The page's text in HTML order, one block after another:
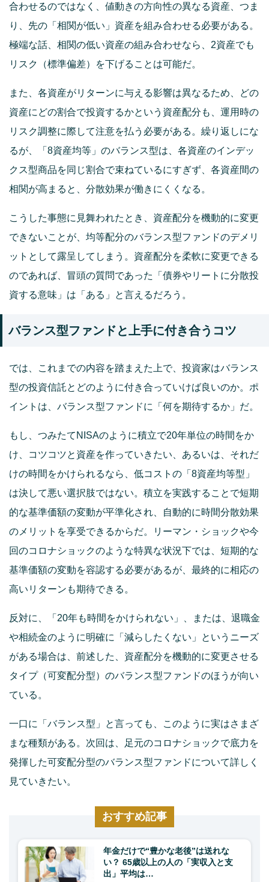
合わせるのではなく、値動きの方向性の異なる資産、つま
り、先の「相関が低い」資産を組み合わせる必要がある。
極端な話、相関の低い資産の組み合わせなら、2資産でも
リスク（標準偏差）を下げることは可能だ。
また、各資産がリターンに与える影響は異なるため、どの
資産にどの割合で投資するかという資産配分も、運用時の
リスク調整に際して注意を払う必要がある。繰り返しにな
るが、「8資産均等」のバランス型は、各資産のインデッ
クス型商品を同じ割合で束ねているにすぎず、各資産間の
相関が高まると、分散効果が働きにくくなる。
こうした事態に見舞われたとき、資産配分を機動的に変更
できないことが、均等配分のバランス型ファンドのデメリ
ットとして露呈してしまう。資産配分を柔軟に変更できる
のであれば、冒頭の質問であった「債券やリートに分散投
資する意味」は「ある」と言えるだろう。
バランス型ファンドと上手に付き合うコツ
では、これまでの内容を踏まえた上で、投資家はバランス
型の投資信託とどのように付き合っていけば良いのか。ポ
イントは、バランス型ファンドに「何を期待するか」だ。
もし、つみたてNISAのように積立で20年単位の時間をか
け、コツコツと資産を作っていきたい、あるいは、それだ
けの時間をかけられるなら、低コストの「8資産均等型」
は決して悪い選択肢ではない。積立を実践することで短期
的な基準価額の変動が平準化され、自動的に時間分散効果
のメリットを享受できるからだ。リーマン・ショックや今
回のコロナショックのような特異な状況下では、短期的な
基準価額の変動を容認する必要があるが、最終的に相応の
高いリターンも期待できる。
反対に、「20年も時間をかけられない」、または、退職金
や相続金のように明確に「減らしたくない」というニーズ
がある場合は、前述した、資産配分を機動的に変更させる
タイプ（可変配分型）のバランス型ファンドのほうが向い
ている。
一口に「バランス型」と言っても、このように実はさまざ
まな種類がある。次回は、足元のコロナショックで底力を
発揮した可変配分型のバランス型ファンドについて詳しく
見ていきたい。
おすすめ記事
年金だけで“豊かな老後”は送れな
い？ 65歳以上の人の「実収入と支
出」平均は…